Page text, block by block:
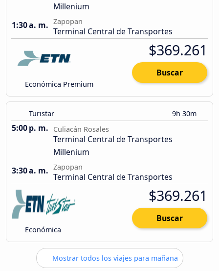
Millenium
1:30 a. m. Zapopan
Terminal Central de Transportes
Económica Premium
$369.261
Buscar
Turistar 9h 30m
5:00 p. m. Culiacán Rosales
Terminal Central de Transportes
Millenium
3:30 a. m. Zapopan
Terminal Central de Transportes
Económica
$369.261
Buscar
Mostrar todos los viajes para mañana